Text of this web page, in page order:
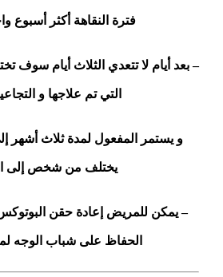
فترة النقاهة أكثر أسبوع
– بعد أيام لا تتعدي الثلاث أيام سوف
التي تم علاجها و
و يستمر المفعول لمدة ثلاث أشهر
يختلف من شخص إلى
– يمكن للمريض إعادة حقن
الحفاظ على شباب الوجه